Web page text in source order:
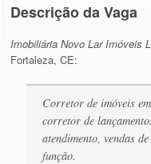
Descrição da Vaga
Imobiliária Novo Lar Imóveis
Fortaleza, CE:
Corretor de imóveis
corretor de
atendimento, vendas
função.